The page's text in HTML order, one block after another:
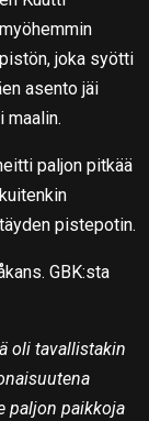
joka syötti
asento jäi
maalin.
paljon pitkää
pistepotin.
GBK:sta
oli tavallistakin
paljon paikkoja